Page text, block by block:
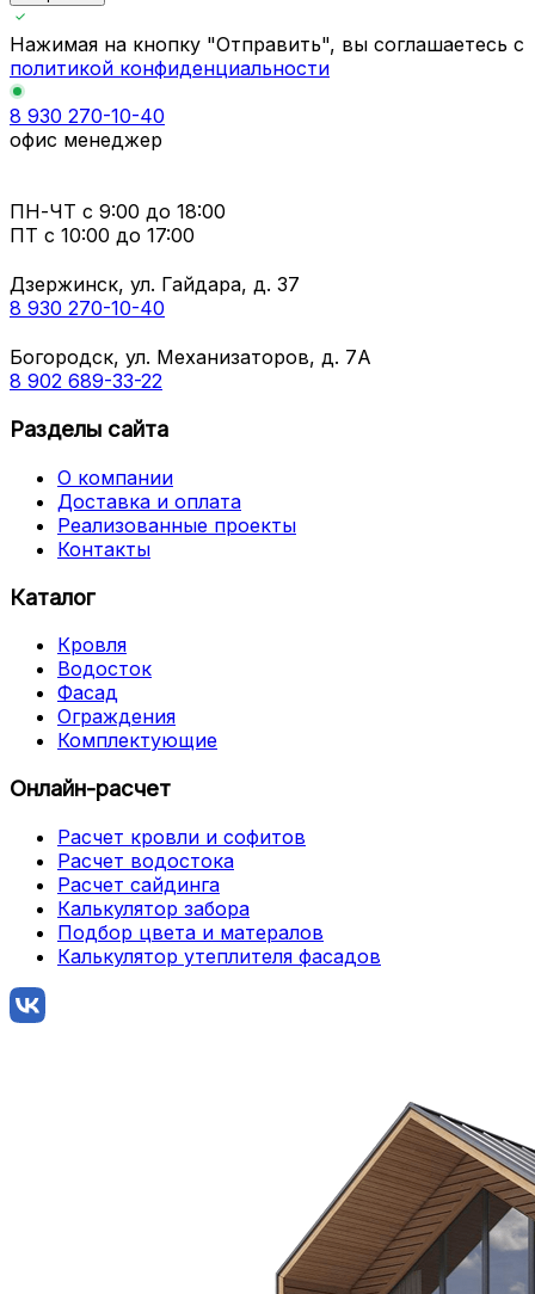
Нажимая на кнопку "Отправить", вы соглашаетесь с
политикой конфиденциальности
8 930 270-10-40
офис менеджер
ПН-ЧТ с 9:00 до 18:00
ПТ с 10:00 до 17:00
Дзержинск, ул. Гайдара, д. 37
8 930 270-10-40
Богородск, ул. Механизаторов, д. 7А
8 902 689-33-22
Разделы сайта
О компании
Доставка и оплата
Реализованные проекты
Контакты
Каталог
Кровля
Водосток
Фасад
Ограждения
Комплектующие
Онлайн-расчет
Расчет кровли и софитов
Расчет водостока
Расчет сайдинга
Калькулятор забора
Подбор цвета и матералов
Калькулятор утеплителя фасадов